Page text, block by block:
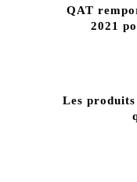
QAT
2021
Les